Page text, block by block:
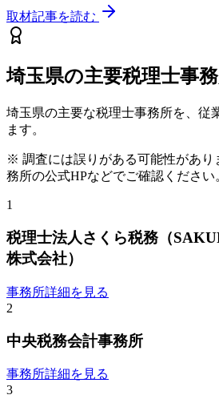
取材記事を読む
埼玉県の主要税理士事
埼玉県の主要な税理士事務所を、従
ます。
※ 調査には誤りがある可能性があり
務所の公式HPなどでご確認ください
1
税理士法人さくら税務（
株式会社）
事務所詳細を見る
2
中央税務会計事務所
事務所詳細を見る
3